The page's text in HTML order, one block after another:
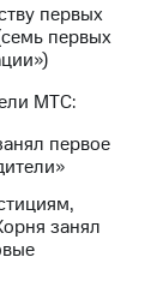
первых
первых
МТС:
первое
занял